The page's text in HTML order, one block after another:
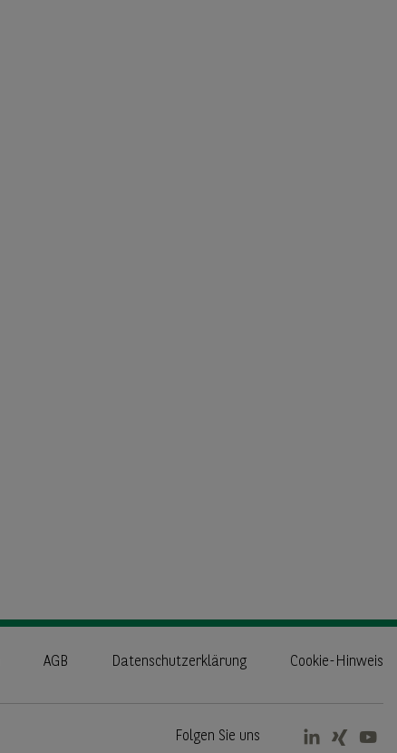
AGB Datenschutzerklärung Cookie-Hinweis
Folgen Sie uns